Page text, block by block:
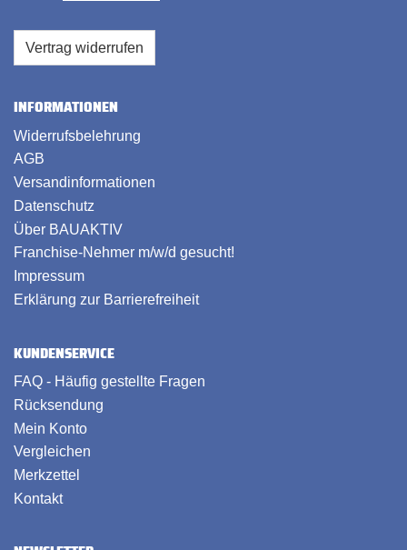
Vertrag widerrufen
INFORMATIONEN
Widerrufsbelehrung
AGB
Versandinformationen
Datenschutz
Über BAUAKTIV
Franchise-Nehmer m/w/d gesucht!
Impressum
Erklärung zur Barrierefreiheit
KUNDENSERVICE
FAQ - Häufig gestellte Fragen
Rücksendung
Mein Konto
Vergleichen
Merkzettel
Kontakt